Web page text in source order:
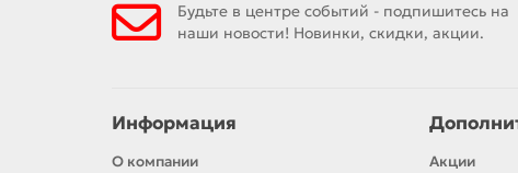
Будьте в центре событий - подпишитесь на
наши новости! Новинки, скидки, акции.
Информация
О компании
Акции